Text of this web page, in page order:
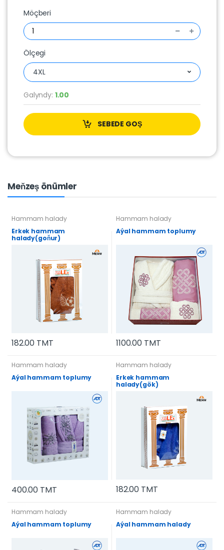
Möçberi
Ölçegi
4XL
Galyndy: 1.00
SEBEDE GOŞ
Meňzeş önümler
Hammam halady
Erkek hammam
halady(goňur)
182.00 TMT
Hammam halady
Aýal hammam toplumy
1100.00 TMT
Hammam halady
Aýal hammam toplumy
400.00 TMT
Hammam halady
Erkek hammam
halady(gök)
182.00 TMT
Hammam halady
Aýal hammam toplumy
Hammam halady
Aýal hammam halady